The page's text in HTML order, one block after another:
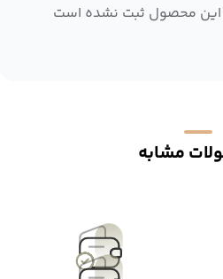
این محصول ثبت نشده است
مشابه